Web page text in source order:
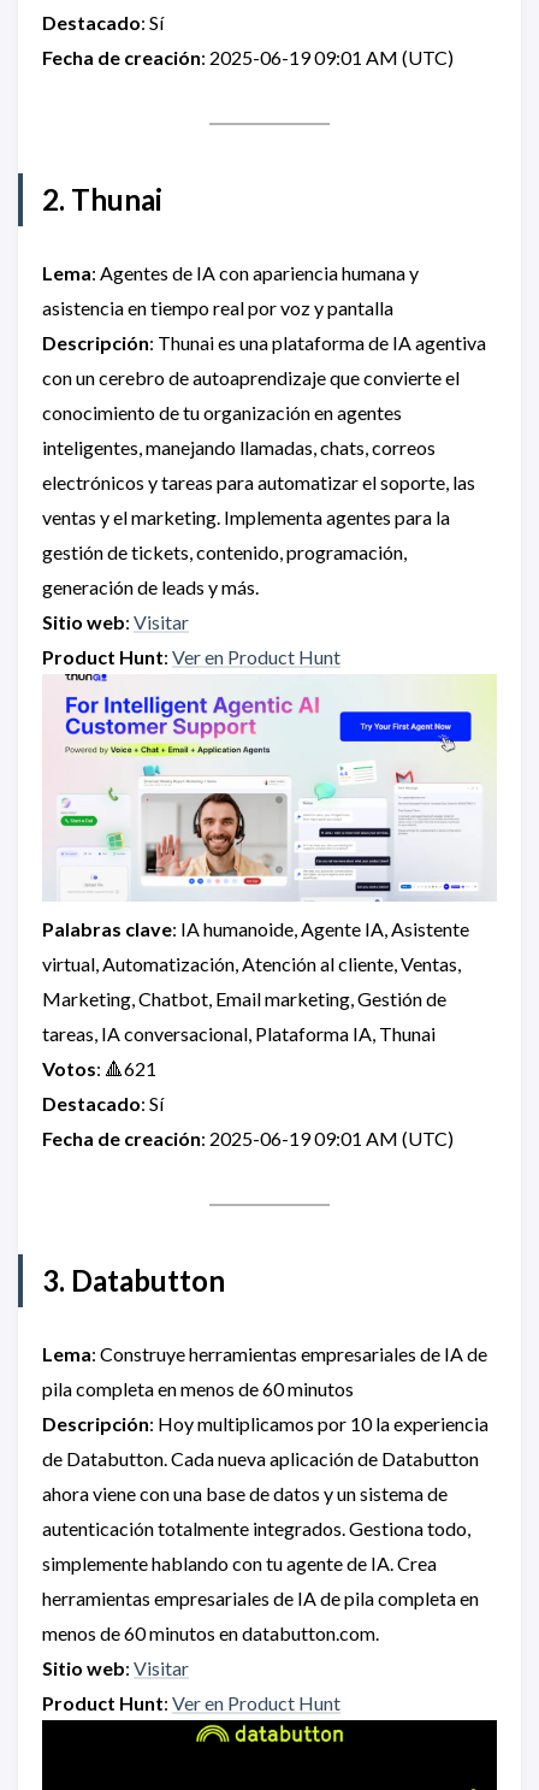
Destacado: Sí
Fecha de creación: 2025-06-19 09:01 AM (UTC)
2. Thunai
Lema: Agentes de IA con apariencia humana y
asistencia en tiempo real por voz y pantalla
Descripción: Thunai es una plataforma de IA agentiva
con un cerebro de autoaprendizaje que convierte el
conocimiento de tu organización en agentes
inteligentes, manejando llamadas, chats, correos
electrónicos y tareas para automatizar el soporte, las
ventas y el marketing. Implementa agentes para la
gestión de tickets, contenido, programación,
generación de leads y más.
Sitio web: Visitar
Product Hunt: Ver en Product Hunt
Palabras clave: IA humanoide, Agente IA, Asistente
virtual, Automatización, Atención al cliente, Ventas,
Marketing, Chatbot, Email marketing, Gestión de
tareas, IA conversacional, Plataforma IA, Thunai
Votos: 🔺621
Destacado: Sí
Fecha de creación: 2025-06-19 09:01 AM (UTC)
3. Databutton
Lema: Construye herramientas empresariales de IA de
pila completa en menos de 60 minutos
Descripción: Hoy multiplicamos por 10 la experiencia
de Databutton. Cada nueva aplicación de Databutton
ahora viene con una base de datos y un sistema de
autenticación totalmente integrados. Gestiona todo,
simplemente hablando con tu agente de IA. Crea
herramientas empresariales de IA de pila completa en
menos de 60 minutos en databutton.com.
Sitio web: Visitar
Product Hunt: Ver en Product Hunt